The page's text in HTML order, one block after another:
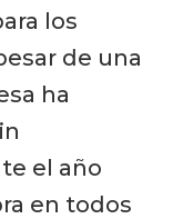
los
de una
ha
el año
en todos